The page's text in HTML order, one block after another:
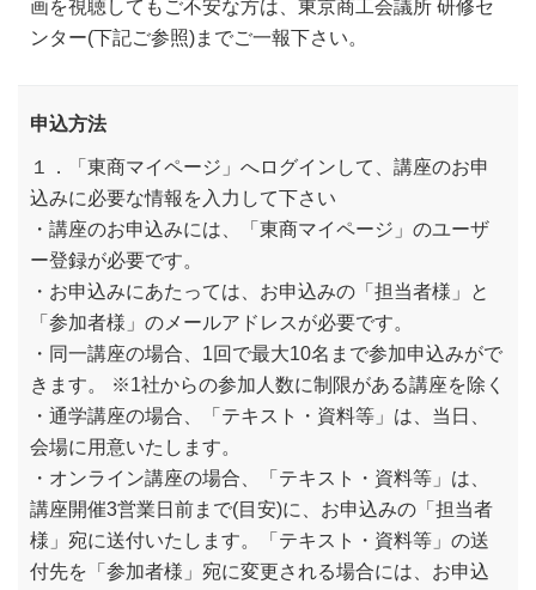
画を視聴してもご不安な方は、東京商工会議所 研修セ
ンター(下記ご参照)までご一報下さい。
申込方法
１．「東商マイページ」へログインして、講座のお申
込みに必要な情報を入力して下さい
・講座のお申込みには、「東商マイページ」のユーザ
ー登録が必要です。
・お申込みにあたっては、お申込みの「担当者様」と
「参加者様」のメールアドレスが必要です。
・同一講座の場合、1回で最大10名まで参加申込みがで
きます。 ※1社からの参加人数に制限がある講座を除く
・通学講座の場合、「テキスト・資料等」は、当日、
会場に用意いたします。
・オンライン講座の場合、「テキスト・資料等」は、
講座開催3営業日前まで(目安)に、お申込みの「担当者
様」宛に送付いたします。「テキスト・資料等」の送
付先を「参加者様」宛に変更される場合には、お申込